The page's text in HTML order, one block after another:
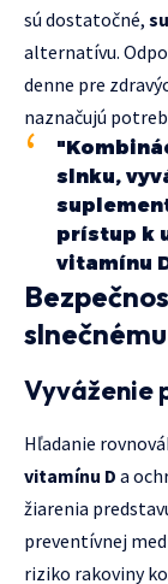
sú dostatočné,
alternatívu.
denne pre
naznačujú
slnku,
prístup k
vitamínu
Vyváženie
Hľadanie
vitamínu D a
žiarenia
preventívnej
riziko rakoviny